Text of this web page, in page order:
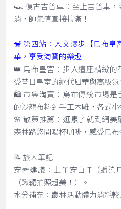
🏎️ 復古吉普車：坐上吉普車，
消，帥氣值直接拉滿！
🐒 第四站：人文漫步【烏布皇
華，享受淘寶的樂趣
👑 烏布皇宮：步入這座精緻
受昔日皇室的絕代風華與高級氛
🛍️ 市集淘寶：烏布傳統市場是
的沙龍布料到手工木雕，各式小
🌸 散策推薦：逛累了就到網
森林路悠閒喝杯咖啡，感受烏
📝 旅人筆記
穿著建議：上午穿白 T（蠟染
（鞦韆拍照超美！）。
水分補充：叢林活動體力消耗